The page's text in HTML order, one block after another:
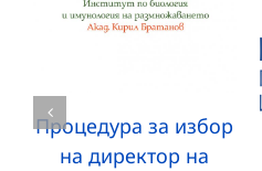
Процедура за избор
на директор на